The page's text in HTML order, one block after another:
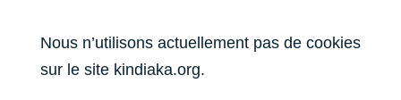
Nous n’utilisons actuellement pas de cookies
sur le site kindiaka.org.